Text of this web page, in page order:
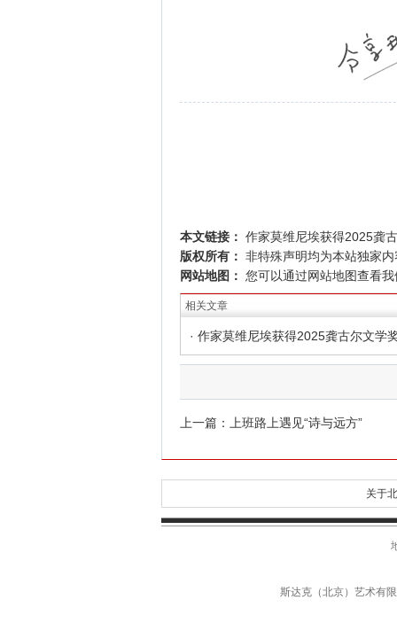
本文链接： 作家莫维尼埃获得2025龚
版权所有： 非特殊声明均为本站独家
网站地图： 您可以通过网站地图查看
相关文章
· 作家莫维尼埃获得2025龚古尔文学
上一篇： 上班路上遇见“诗与远方”
关于
斯达克（北京）艺术有